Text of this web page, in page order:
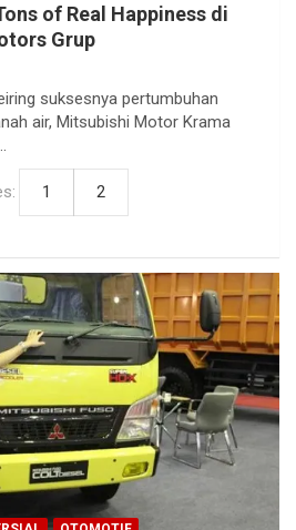
of Real Happiness di
Grup
suksesnya pertumbuhan
air, Mitsubishi Motor Krama
1 2